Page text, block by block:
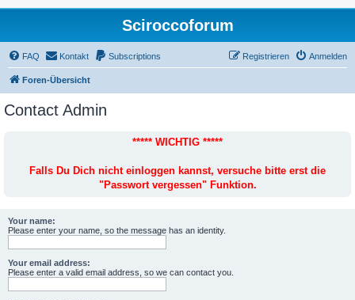
Sciroccoforum
FAQ Kontakt Subscriptions Anmelden
Registrieren
Foren-Übersicht
Contact Admin
***** WICHTIG *****
Falls Du Dich nicht einloggen kannst, versuche bitte erst die
"Passwort vergessen" Funktion.
Your name:
Please enter your name, so the message has an identity.
Your email address:
Please enter a valid email address, so we can contact you.